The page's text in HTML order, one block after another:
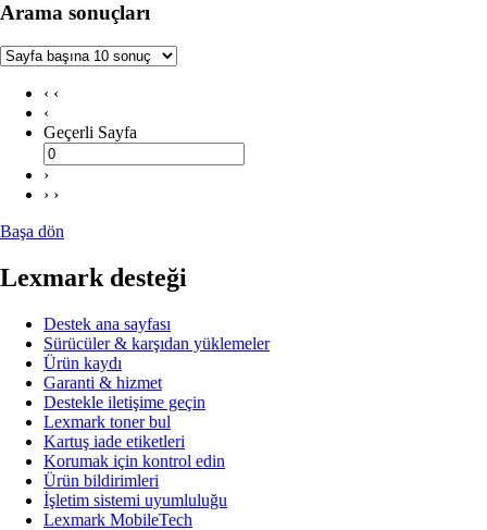
Arama sonuçları
‹ ‹
‹
Geçerli Sayfa
›
› ›
Başa dön
Lexmark desteği
Destek ana sayfası
Sürücüler & karşıdan yüklemeler
Ürün kaydı
Garanti & hizmet
Destekle iletişime geçin
Lexmark toner bul
Kartuş iade etiketleri
Korumak için kontrol edin
Ürün bildirimleri
İşletim sistemi uyumluluğu
Lexmark MobileTech